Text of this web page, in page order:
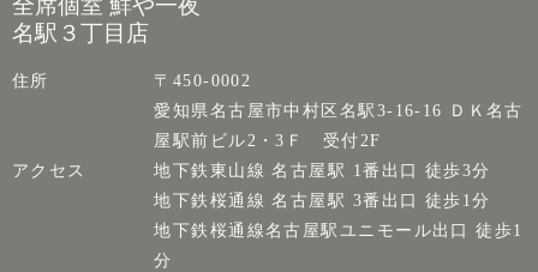
全席個室 鮮や一夜
名駅３丁目店
住所
〒450-0002
愛知県名古屋市中村区名駅3-16-16 ＤＫ名古
屋駅前ビル2・3Ｆ 受付2F
アクセス
地下鉄東山線 名古屋駅 1番出口 徒歩3分
地下鉄桜通線 名古屋駅 3番出口 徒歩1分
地下鉄桜通線名古屋駅ユニモール出口 徒歩1
分